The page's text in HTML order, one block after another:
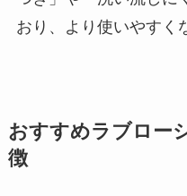
おり、より使いやすく
おすすめラブロー
徴